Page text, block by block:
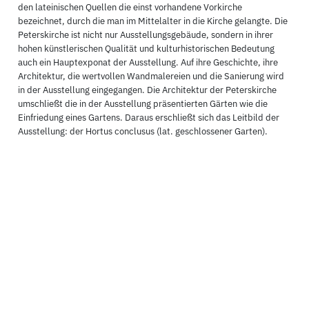
den lateinischen Quellen die einst vorhandene Vorkirche
bezeichnet, durch die man im Mittelalter in die Kirche gelangte. Die
Peterskirche ist nicht nur Ausstellungsgebäude, sondern in ihrer
hohen künstlerischen Qualität und kulturhistorischen Bedeutung
auch ein Hauptexponat der Ausstellung. Auf ihre Geschichte, ihre
Architektur, die wertvollen Wandmalereien und die Sanierung wird
in der Ausstellung eingegangen. Die Architektur der Peterskirche
umschließt die in der Ausstellung präsentierten Gärten wie die
Einfriedung eines Gartens. Daraus erschließt sich das Leitbild der
Ausstellung: der Hortus conclusus (lat. geschlossener Garten).